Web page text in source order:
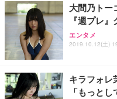
大間乃トー
『週プレ
エンタメ
2019.10.12(土)
キラフォレ
「もっと